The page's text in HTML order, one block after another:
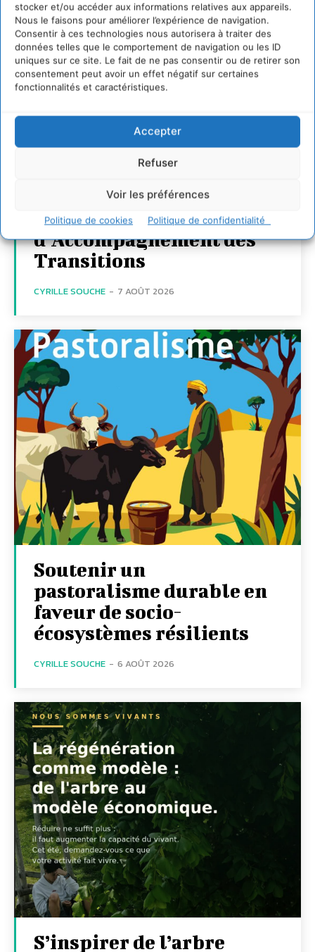
stocker et/ou accéder aux informations relatives aux appareils.
Nous le faisons pour améliorer l’expérience de navigation.
Consentir à ces technologies nous autorisera à traiter des
données telles que le comportement de navigation ou les ID
uniques sur ce site. Le fait de ne pas consentir ou de retirer son
consentement peut avoir un effet négatif sur certaines
fonctionnalités et caractéristiques.
Accepter
Refuser
Voir les préférences
Politique de cookies Politique de confidentialité
Transformer les
territoires par le
coopération avec un
Commun
d’Accompagnement des
Transitions
CYRILLE SOUCHE - 7 AOÛT 2026
Soutenir un
pastoralisme durable en
faveur de socio-
écosystèmes résilients
CYRILLE SOUCHE - 6 AOÛT 2026
S’inspirer de l’arbre